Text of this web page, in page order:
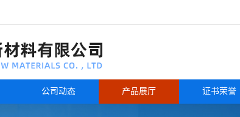
公司动态 产品展厅 证书荣誉